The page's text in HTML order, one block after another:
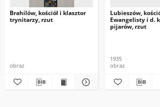
Brahilów, kościół i klasztor
trynitarzy, rzut
obraz
Lubieszów,
Ewangelisty i d.
pijarów, rzut
1935
obraz